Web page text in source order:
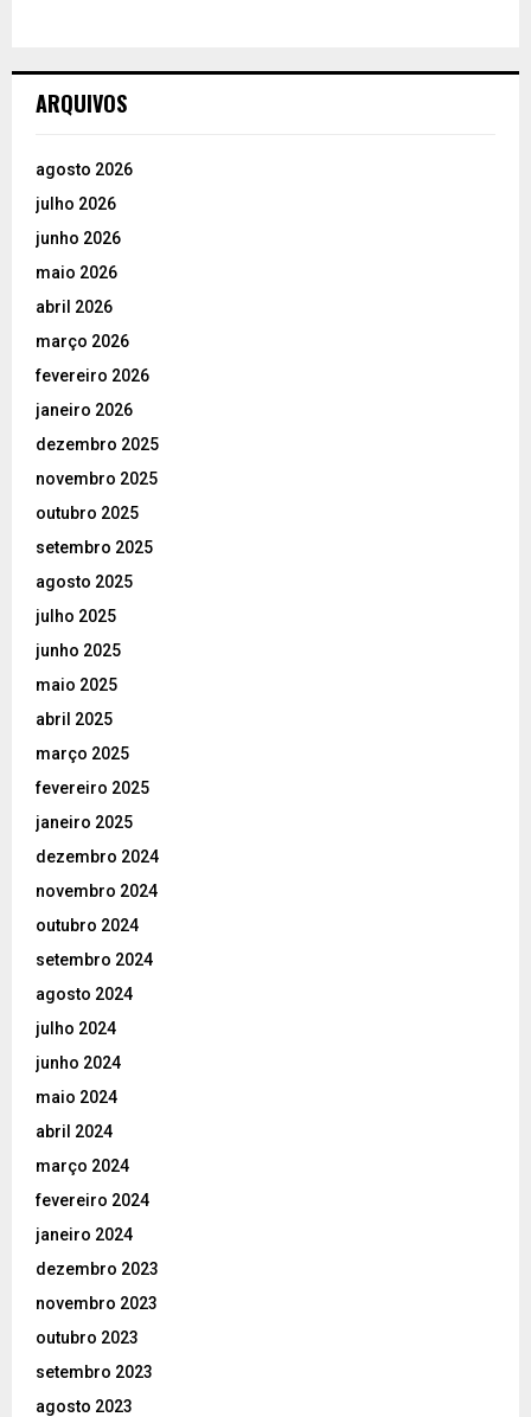
ARQUIVOS
agosto 2026
julho 2026
junho 2026
maio 2026
abril 2026
março 2026
fevereiro 2026
janeiro 2026
dezembro 2025
novembro 2025
outubro 2025
setembro 2025
agosto 2025
julho 2025
junho 2025
maio 2025
abril 2025
março 2025
fevereiro 2025
janeiro 2025
dezembro 2024
novembro 2024
outubro 2024
setembro 2024
agosto 2024
julho 2024
junho 2024
maio 2024
abril 2024
março 2024
fevereiro 2024
janeiro 2024
dezembro 2023
novembro 2023
outubro 2023
setembro 2023
agosto 2023